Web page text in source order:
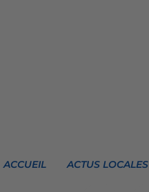
ACCUEIL ACTUS LOCALES